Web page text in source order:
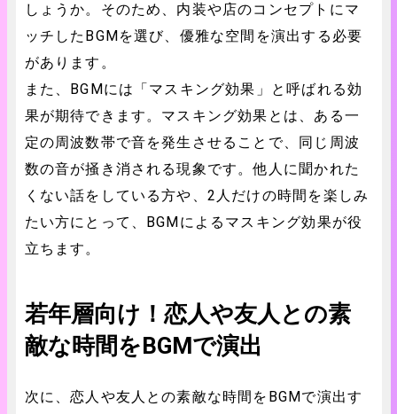
しょうか。そのため、内装や店のコンセプトにマ
ッチしたBGMを選び、優雅な空間を演出する必要
があります。
また、BGMには「マスキング効果」と呼ばれる効
果が期待できます。マスキング効果とは、ある一
定の周波数帯で音を発生させることで、同じ周波
数の音が掻き消される現象です。他人に聞かれた
くない話をしている方や、2人だけの時間を楽しみ
たい方にとって、BGMによるマスキング効果が役
立ちます。
若年層向け！恋人や友人との素
敵な時間をBGMで演出
次に、恋人や友人との素敵な時間をBGMで演出す